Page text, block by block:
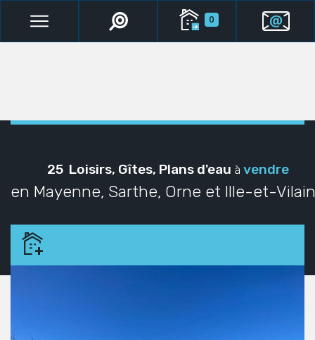
0
25 Loisirs, Gîtes, Plans d'eau à vendre
en Mayenne, Sarthe, Orne et Ille-et-